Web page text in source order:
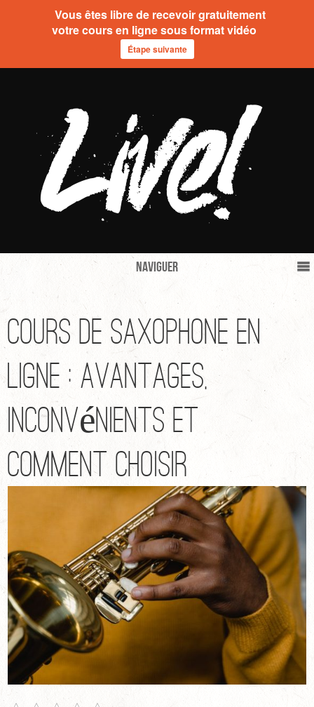
Naviguer
Cours de saxophone en
ligne : avantages,
inconvénients et
comment choisir
Vous êtes libre de recevoir gratuitement
votre cours en ligne sous format vidéo
Étape suivante